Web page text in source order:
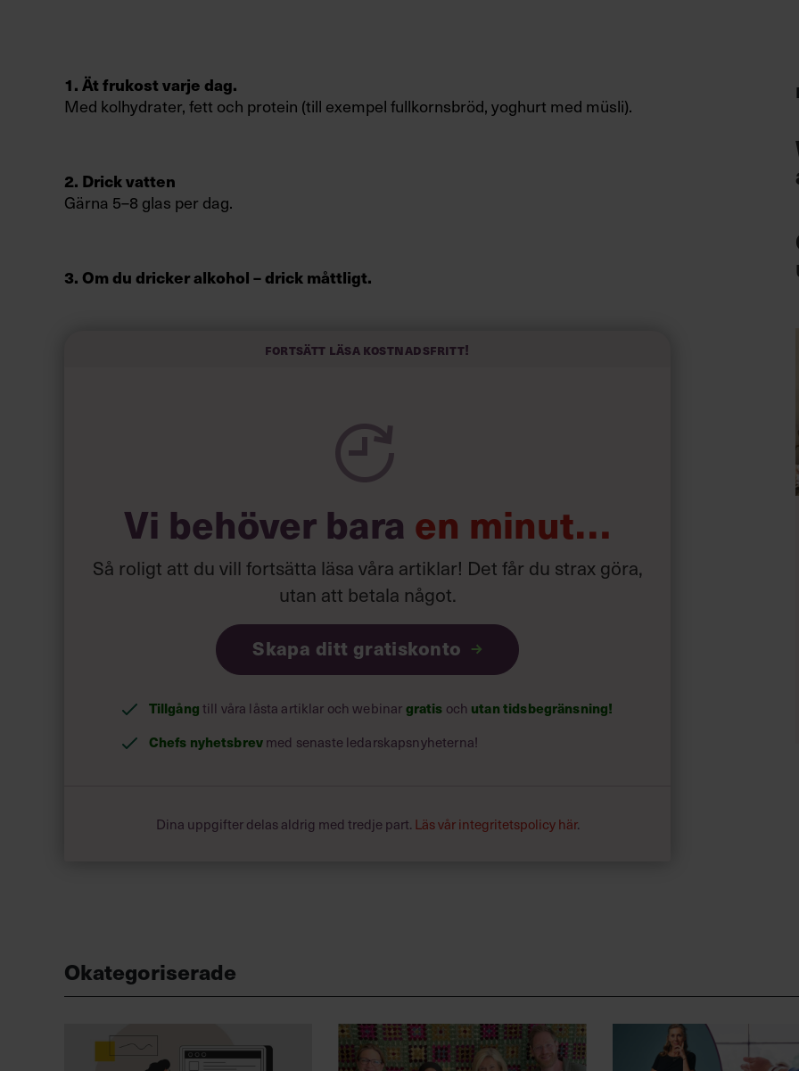
1. Ät frukost varje dag.
Med kolhydrater, fett och protein (till exempel fullkornsbröd, yoghurt med müsli).
2. Drick vatten
Gärna 5–8 glas per dag.
3. Om du dricker alkohol – drick måttligt.
Öka regelbundet din kompetens med böcker, kurser och utbildningar inom det du är
bra på. Fokusera mer på att bli bättre på det du är intresserad av än på att traggla
med det du är dålig på.
Fortsätt läsa kostnadsfritt!
Vi behöver bara en minut…
Så roligt att du vill fortsätta läsa våra artiklar! Det får du strax göra,
utan att betala något.
Skapa ditt gratiskonto
Tillgångtill våra låsta artiklar och webinargratis och utan tidsbegränsning!
Chefs nyhetsbrevmed senaste ledarskapsnyheterna!
Dina uppgifter delas aldrig med tredje part. Läs vår integritetspolicy här.
Okategoriserade